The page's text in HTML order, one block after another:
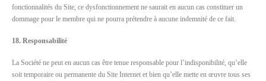
fonctionnalités du Site, ce dysfonctionnement ne saurait en aucun cas constituer un
dommage pour le membre qui ne pourra prétendre à aucune indemnité de ce fait.
18. Responsabilité
La Société ne peut en aucun cas être tenue responsable pour l’indisponibilité, qu’elle
soit temporaire ou permanente du Site Internet et bien qu’elle mette en œuvre tous ses